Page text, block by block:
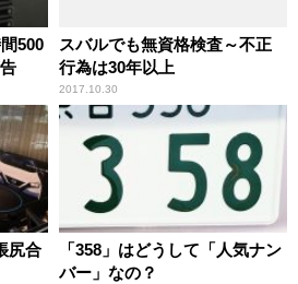
500
スバルでも無資格検査～不正
行為は30年以上
2017.10.30
尻合
「358」はどうして「人気ナン
バー」なの？